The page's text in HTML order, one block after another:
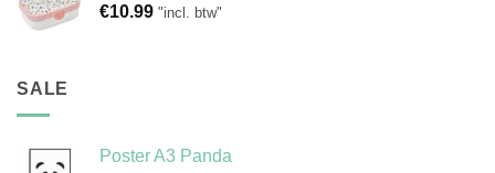
€10.99 "incl. btw"
SALE
Poster A3 Panda